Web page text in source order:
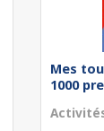
Mes
1000